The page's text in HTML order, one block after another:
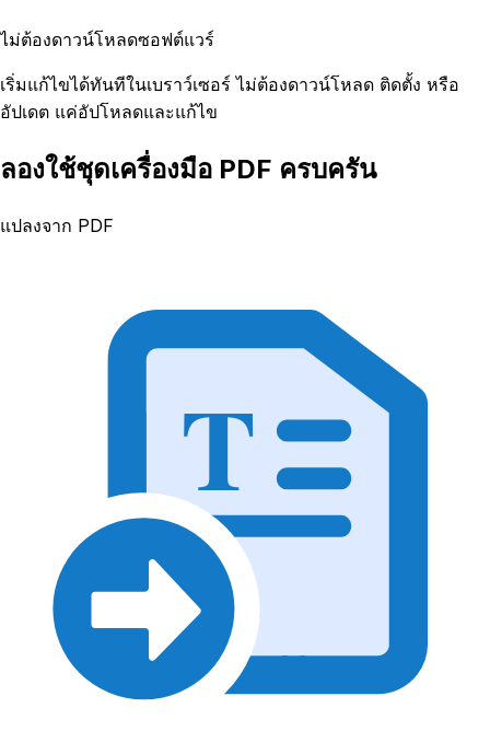
ไม่ต้องดาวน์โหลดซอฟต์แวร์
เริ่มแก้ไขได้ทันทีในเบราว์เซอร์ ไม่ต้องดาวน์โหลด ติดตั้ง หรือ
อัปเดต แค่อัปโหลดและแก้ไข
ลองใช้ชุดเครื่องมือ PDF ครบครัน
แปลงจาก PDF
T